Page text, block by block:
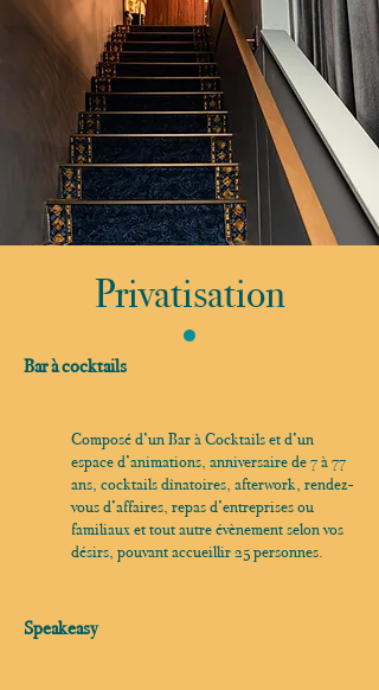
Privatisation
Bar à cocktails
Composé d’un Bar à Cocktails et d’un
espace d’animations, anniversaire de 7 à 77
ans, cocktails dînatoires, afterwork, rendez-
vous d’affaires, repas d’entreprises ou
familiaux et tout autre évènement selon vos
désirs, pouvant accueillir 25 personnes.
Speakeasy